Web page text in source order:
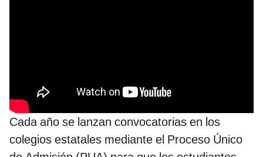
Cada año se lanzan convocatorias en los
colegios estatales mediante el Proceso Único